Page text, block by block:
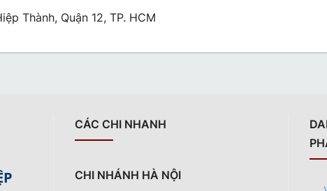
Thành, Quận 12, TP. HCM
CÁC CHI NHANH
CHI NHÁNH HÀ NỘI